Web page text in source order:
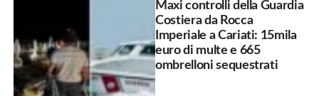
Maxi controlli della Guardia
Costiera da Rocca
Imperiale a Cariati: 15mila
euro di multe e 665
ombrelloni sequestrati